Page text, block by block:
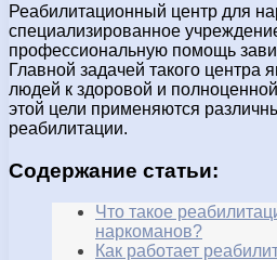
Реабилитационный центр для
специализированное
профессиональную помощь
Главной задачей такого центра
людей к здоровой и
этой цели применяются
реабилитации.
Содержание статьи:
Что такое
наркоманов?
Как работает